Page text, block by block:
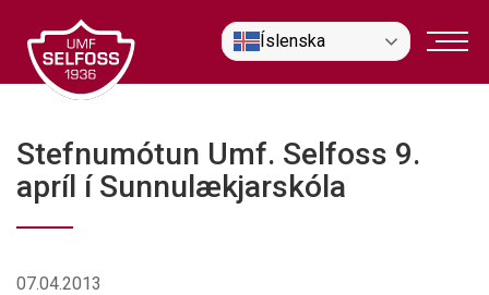
efni
Íslenska
Stefnumótun Umf. Selfoss 9.
apríl í Sunnulækjarskóla
07.04.2013